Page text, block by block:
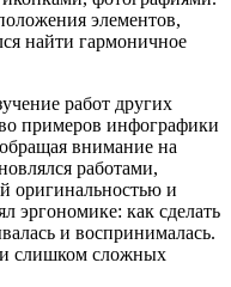
элементов,
найти гармоничное
работ других
примеров инфографики
внимание на
работами,
оригинальностью и
эргономике: как сделать
и воспринималась.
и слишком сложных